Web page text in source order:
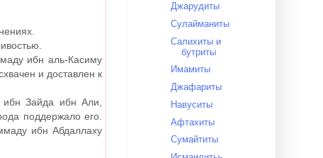
ибн аль-Касиму
и доставлен к
Зайда ибн Али,
поддержало его.
ибн Абдаллаху
Джарудиты
Сулайманиты
Салихиты и
бутриты
Имамиты
Джафариты
Навуситы
Афтахиты
Сумайтиты